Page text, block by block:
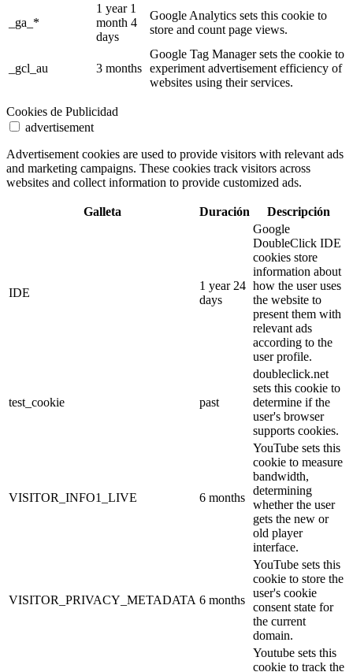
_ga_*
1 year 1
month 4
days
Google Analytics sets this cookie to
store and count page views.
_gcl_au 3 months
Google Tag Manager sets the cookie to
experiment advertisement efficiency of
websites using their services.
Cookies de Publicidad
advertisement
Advertisement cookies are used to provide visitors with relevant ads
and marketing campaigns. These cookies track visitors across
websites and collect information to provide customized ads.
Galleta Duración Descripción
IDE
1 year 24
days
Google
DoubleClick IDE
cookies store
information about
how the user uses
the website to
present them with
relevant ads
according to the
user profile.
test_cookie past
doubleclick.net
sets this cookie to
determine if the
user's browser
supports cookies.
VISITOR_INFO1_LIVE 6 months
YouTube sets this
cookie to measure
bandwidth,
determining
whether the user
gets the new or
old player
interface.
VISITOR_PRIVACY_METADATA 6 months
YouTube sets this
cookie to store the
user's cookie
consent state for
the current
domain.
Youtube sets this
cookie to track the